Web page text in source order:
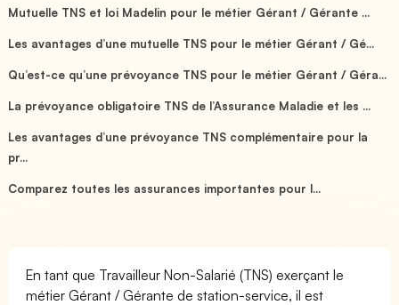
Mutuelle TNS et loi Madelin pour le métier Gérant / Gérante ...
Les avantages d’une mutuelle TNS pour le métier Gérant / Gé...
Qu’est-ce qu’une prévoyance TNS pour le métier Gérant / Géra...
La prévoyance obligatoire TNS de l’Assurance Maladie et les ...
Les avantages d’une prévoyance TNS complémentaire pour la
pr...
Comparez toutes les assurances importantes pour l...
En tant que Travailleur Non-Salarié (TNS) exerçant le
métier Gérant / Gérante de station-service, il est